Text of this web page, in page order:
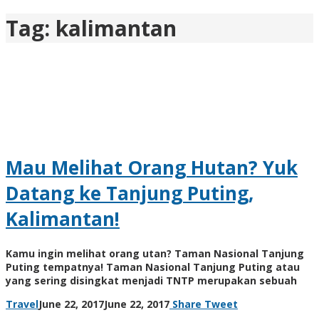
Tag: kalimantan
Mau Melihat Orang Hutan? Yuk
Datang ke Tanjung Puting,
Kalimantan!
Kamu ingin melihat orang utan? Taman Nasional Tanjung
Puting tempatnya! Taman Nasional Tanjung Puting atau
yang sering disingkat menjadi TNTP merupakan sebuah
TravelJune 22, 2017June 22, 2017by
Share Tweet